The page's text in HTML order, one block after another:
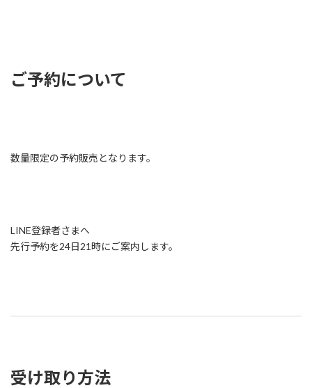
ご予約について
数量限定の予約販売となります。
LINE登録者さまへ
先行予約を24日21時にご案内します。
受け取り方法